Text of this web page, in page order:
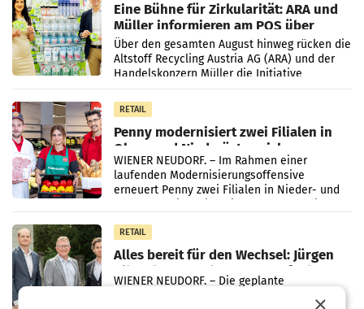
Eine Bühne für Zirkularität: ARA und
Müller informieren am POS über
Kreislauffähigkeit
Über den gesamten August hinweg rücken die
Altstoff Recycling Austria AG (ARA) und der
Handelskonzern Müller die Initiative
„Kreislauf-Helden“ in allen österreichischen
Müller-Filialen
RETAIL
Penny modernisiert zwei Filialen in
Ober- und Niederösterreich
WIENER NEUDORF. – Im Rahmen einer
laufenden Modernisierungsoffensive
erneuert Penny zwei Filialen in Nieder- und
RETAIL
Alles bereit für den Wechsel: Jürgen
Albrecht setzt ab 1.1.2027 auf Adeg
WIENER NEUDORF. – Die geplante
×